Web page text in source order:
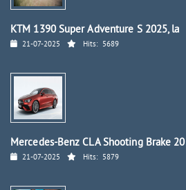
KTM 1390 Super Adventure S 2025, la
21-07-2025 Hits: 5689
Mercedes-Benz CLA Shooting Brake 20
21-07-2025 Hits: 5879